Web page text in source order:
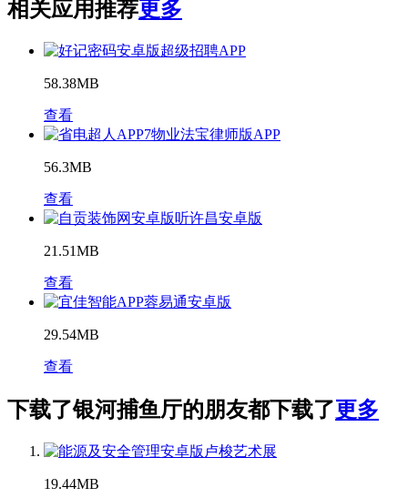
相关应用推荐更多
超级招聘APP
58.38MB
查看
7物业法宝律师版APP
56.3MB
查看
听许昌安卓版
21.51MB
查看
蓉易通安卓版
29.54MB
查看
下载了银河捕鱼厅的朋友都下载了更多
卢梭艺术展
19.44MB